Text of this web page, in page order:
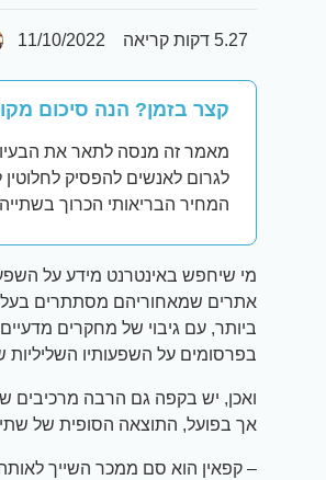
5.27 דקות קריאה 11/10/2022
קצר בזמן? הנה סיכום
מאמר זה מנסה לתאר את
לגרום לאנשים להפסיק
המחיר הבריאותי הכרוך
מי שיחפש באינטרנט מידע על
אתרים שמאחוריהם מסתתרים
ביותר, עם גיבוי של מחקרים
בפרסומים על השפעותיו
ואכן, יש בקפה גם הרבה מרכיבים
אך בפועל, התוצאה הסופית של
– קפאין הוא סם ממכר השייך לאותה